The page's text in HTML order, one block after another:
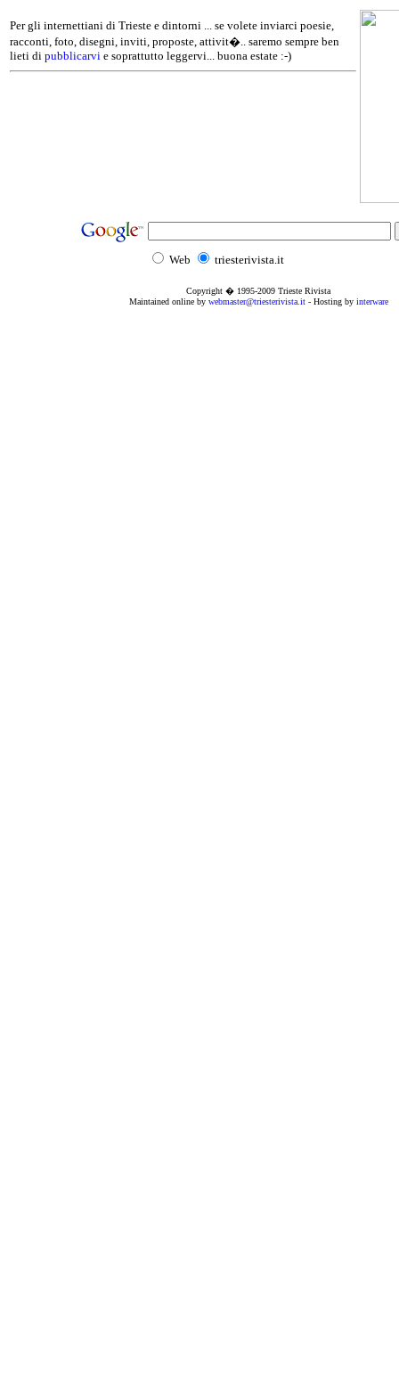
Per gli internettiani di Trieste e dintorni ... se volete inviarci poesie,
racconti, foto, disegni, inviti, proposte, attivit�.. saremo sempre ben
lieti di pubblicarvi e soprattutto leggervi... buona estate :-)
Web triesterivista.it
Copyright � 1995-2009 Trieste Rivista
Maintained online by webmaster@triesterivista.it- Hosting by interware